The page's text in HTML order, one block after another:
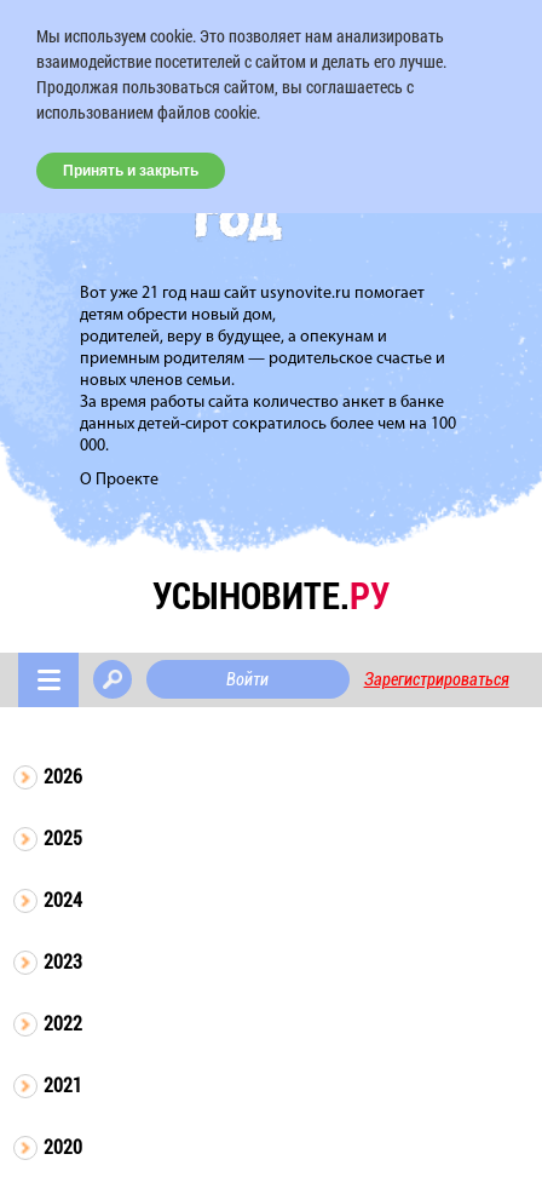
Вот уже 21 год наш сайт usynovite.ru помогает
детям обрести новый дом,
родителей, веру в будущее, а опекунам и
приемным родителям — родительское счастье и
новых членов семьи.
За время работы сайта количество анкет в банке
данных детей-сирот сократилось более чем на 100
000.
О Проекте
УСЫНОВИТЕ.РУ
Войти Зарегистрироваться
2026
2025
2024
2023
2022
2021
2020
Мы используем cookie. Это позволяет нам анализировать
взаимодействие посетителей с сайтом и делать его лучше.
Продолжая пользоваться сайтом, вы соглашаетесь с
использованием файлов cookie.
Принять и закрыть